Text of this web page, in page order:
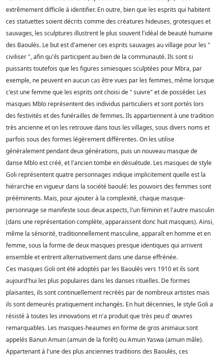
extrêmement difficile à identifier. En outre, bien que les esprits qui habitent
ces statuettes soient décrits comme des créatures hideuses, grotesques et
sauvages, les sculptures illustrent le plus souvent l'idéal de beauté humaine
des Baoulés. Le but est d'amener ces esprits sauvages au village pour les "
civiliser ", afin qu'ils participent au bien de la communauté. Ils sont si
puissants toutefois que les figures simiesques sculptées pour Mbra, par
exemple, ne peuvent en aucun cas être vues par les femmes, même lorsque
c'est une femme que les esprits ont choisi de " suivre" et de posséder. Les
masques Mblo représentent des individus particuliers et sont portés lors
des festivités et des funérailles de femmes. Ils appartiennent à une tradition
très ancienne et on les retrouve dans tous les villages, sous divers noms et
parfois sous des formes légèrement différentes. On les utilise
généralement pendant deux générations, puis un nouveau masque de
danse Mblo est créé, et l'ancien tombe en désuétude. Les masques de style
Goli représentent quatre personnages indique implicitement quelle est la
hiérarchie en vigueur dans la société baoulé: les pouvoirs des femmes sont
prééminents. Mais, pour ajouter à la complexité, chaque masque-
personnage se manifeste sous deux aspects, l'un féminin et l'autre masculin
(dans une représentation complète, apparaissent donc huit masques). Ainsi,
même la séniorité, traditionnellement masculine, apparaît en homme et en
femme, sous la forme de deux masques presque identiques qui arrivent
ensemble et entrent alternativement dans une danse effrénée.
Ces masques Goli ont été adoptés par les Baoulés vers 1910 et ils sont
aujourd'hui les plus populaires dans les danses rituelles. De formes
plaisantes, ils sont continuellement recréés par de nombreux artistes mais
ils sont demeurés pratiquement inchangés. En huit décennies, le style Goli a
résisté à toutes les innovations et n'a produit que très peu d' œuvres
remarquables. Les masques-heaumes en forme de gros animaux sont
appelés Banun Amuin (amuin de la forêt) ou Amuin Yaswa (amuin mâle).
Appartenant à l'une des plus anciennes traditions des Baoulés, ces